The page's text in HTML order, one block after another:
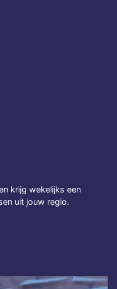
krijg wekelijks een
uit jouw regio.